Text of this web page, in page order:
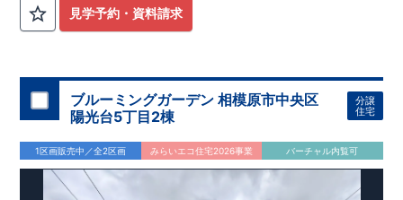
習志野台中学校 約400m(徒歩約5分)
ート 習志野台店 約660m(徒歩約9分) ◎ マックスバリュ 習
■第三者機関が設計・建物検査(全四回)を実施 ■税制優遇あり
4分野6項目で最高等級を取得!
□ 構造の安定 (耐風等級2・耐震等級3) □ 劣化の軽減 (劣化対
策等級3) □ 維持管理への配慮 (維持管理対策等級3) □ 空気環
境 (ホルムアルデヒド発散等級3)
快適に長く住める住宅
【長期優良住宅】■国の定める7つの技術基準をクリア ■税制
優遇あり 【東栄セーフティーダンパー標準装備】
ーで振れ幅を大幅に低減、繰り返す地震に強い『耐震+制震』
見学予約・資料請求
ブルーミングガーデン 相模原市中央区
陽光台5丁目2棟
分譲
住宅
1区画販売中／全2区画 みらいエコ住宅2026事業 バーチャル内覧可